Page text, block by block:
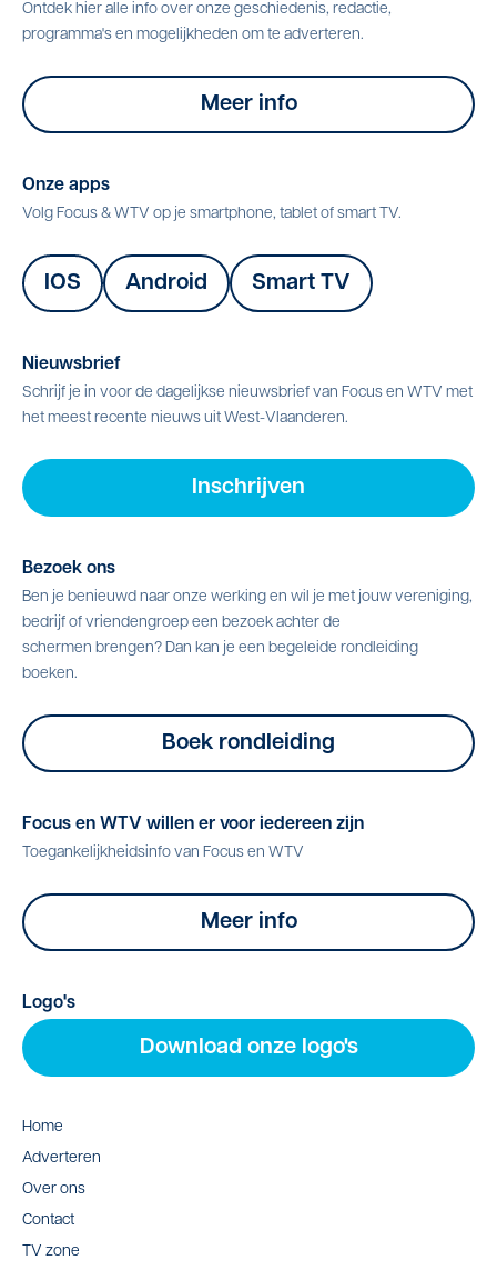
Ontdek hier alle info over onze geschiedenis, redactie,
programma's en mogelijkheden om te adverteren.
Meer info
Onze apps
Volg Focus & WTV op je smartphone, tablet of smart TV.
IOS Android Smart TV
Nieuwsbrief
Schrijf je in voor de dagelijkse nieuwsbrief van Focus en WTV met
het meest recente nieuws uit West-Vlaanderen.
Inschrijven
Bezoek ons
Ben je benieuwd naar onze werking en wil je met jouw vereniging,
bedrijf of vriendengroep een bezoek achter de
schermen brengen? Dan kan je een begeleide rondleiding
boeken.
Boek rondleiding
Focus en WTV willen er voor iedereen zijn
Toegankelijkheidsinfo van Focus en WTV
Meer info
Logo's
Download onze logo's
Home
Adverteren
Over ons
Contact
TV zone